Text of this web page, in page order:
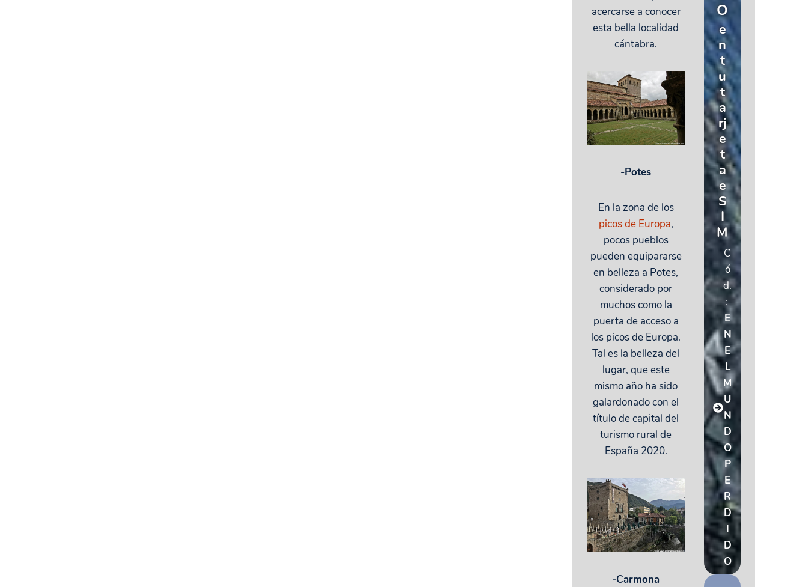
acercarse a conocer
esta bella localidad
cántabra.
-Potes
En la zona de los
picos de Europa,
pocos pueblos
pueden equipararse
en belleza a Potes,
considerado por
muchos como la
puerta de acceso a
los picos de Europa.
Tal es la belleza del
lugar, que este
mismo año ha sido
galardonado con el
título de capital del
turismo rural de
España 2020.
-Carmona
O
e
n
t
u
t
a
rj
e
t
a
e
S
I
M
C
ó
d.
:
E
N
E
L
M
U
N
D
O
P
E
R
D
I
D
O